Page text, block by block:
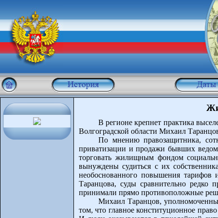
В регионе крепнет практика
Волгоградской области Михаил
По мнению правозащитника,
приватизации и продажи бывших
торговать жилищным фондом
вынуждены судиться с их
необоснованного повышения
Таранцова, суды сравнительно редко
принимали прямо противоположные
Михаил Таранцов,
том, что главное конституционное